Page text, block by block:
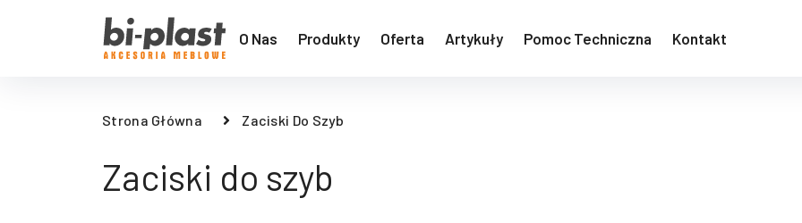
O Nas Produkty Oferta Artykuły Pomoc Techniczna Kontakt
Strona Główna Zaciski Do Szyb
Zaciski do szyb